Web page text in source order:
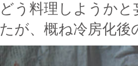
どう料理しようか
たが、概ね冷房化